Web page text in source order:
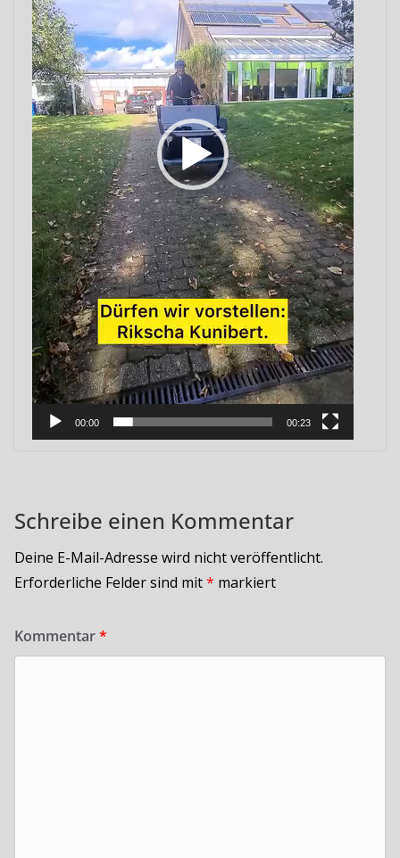
00:00 00:23
Schreibe einen Kommentar
Deine E-Mail-Adresse wird nicht veröffentlicht.
Erforderliche Felder sind mit* markiert
Kommentar*